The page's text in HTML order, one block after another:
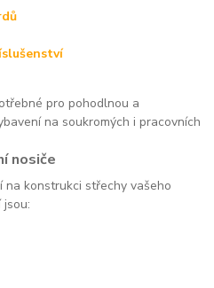
pro pohodlnou a
na soukromých i pracovních
nosiče
na konstrukci střechy vašeho